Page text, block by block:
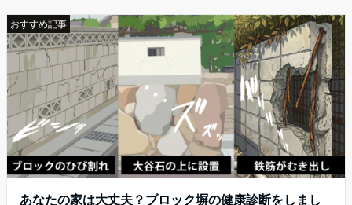
おすすめ記事
あなたの家は大丈夫？ブロック塀の健康診断をしまし